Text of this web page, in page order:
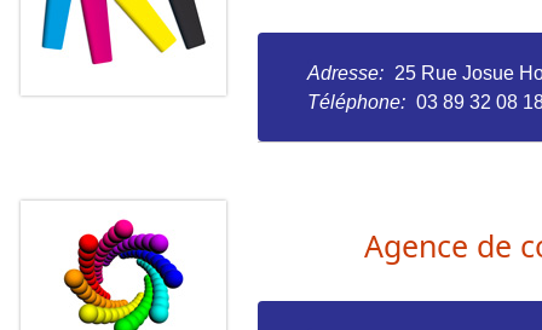
Adresse: 25 Rue Josue
Téléphone: 03 89 32 08
Agence de